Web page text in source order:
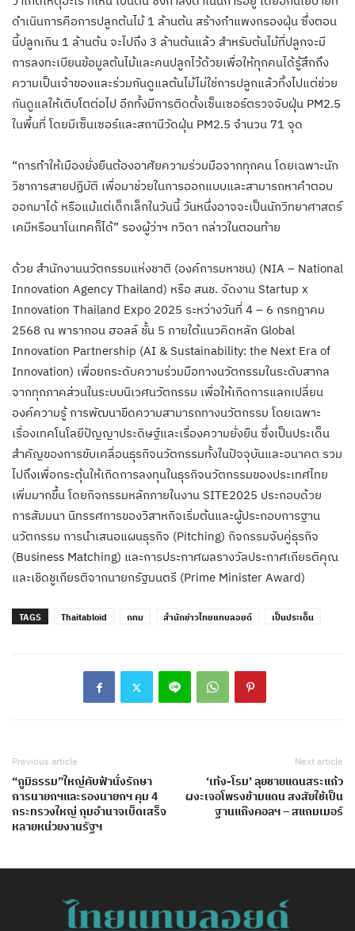
ดำเนินการคือการปลูกต้นไม้ 1 ล้านต้น สร้างกำแพงกรองฝุ่น ซึ่งตอน
นี้ปลูกเกิน 1 ล้านต้น จะไปถึง 3 ล้านต้นแล้ว สำหรับต้นไม้ที่ปลูกจะมี
การลงทะเบียนข้อมูลต้นไม้และคนปลูกไว้ด้วยเพื่อให้ทุกคนได้รู้สึกถึง
ความเป็นเจ้าของและร่วมกันดูแลต้นไม้ไม่ใช่การปลูกแล้วทิ้งไปแต่ช่วย
กันดูแลให้เติบโตต่อไป อีกทั้งมีการติดตั้งเซ็นเซอร์ตรวจจับฝุ่น PM2.5
ในพื้นที่ โดยมีเซ็นเซอร์และสถานีวัดฝุ่น PM2.5 จำนวน 71 จุด
“การทำให้เมืองยั่งยืนต้องอาศัยความร่วมมือจากทุกคน โดยเฉพาะนัก
วิชาการสายปฏิบัติ เพื่อมาช่วยในการออกแบบและสามารถหาคำตอบ
ออกมาได้ หรือแม้แต่เด็กเล็กในวันนี้ วันหนึ่งอาจจะเป็นนักวิทยาศาสตร์
เคมีหรือนาโนเทคก็ได้” รองผู้ว่าฯ ทวิดา กล่าวในตอนท้าย
ด้วย สำนักงานนวัตกรรมแห่งชาติ (องค์การมหาชน) (NIA – National
Innovation Agency Thailand) หรือ สนช. จัดงาน Startup x
Innovation Thailand Expo 2025 ระหว่างวันที่ 4 – 6 กรกฎาคม
2568 ณ พารากอน ฮอลล์ ชั้น 5 ภายใต้แนวคิดหลัก Global
Innovation Partnership (AI & Sustainability: the Next Era of
Innovation) เพื่อยกระดับความร่วมมือทางนวัตกรรมในระดับสากล
จากทุกภาคส่วนในระบบนิเวศนวัตกรรม เพื่อให้เกิดการแลกเปลี่ยน
องค์ความรู้ การพัฒนาขีดความสามารถทางนวัตกรรม โดยเฉพาะ
เรื่องเทคโนโลยีปัญญาประดิษฐ์และเรื่องความยั่งยืน ซึ่งเป็นประเด็น
สำคัญของการขับเคลื่อนธุรกิจนวัตกรรมทั้งในปัจจุบันและอนาคต รวม
ไปถึงเพื่อกระตุ้นให้เกิดการลงทุนในธุรกิจนวัตกรรมของประเทศไทย
เพิ่มมากขึ้น โดยกิจกรรมหลักภายในงาน SITE2025 ประกอบด้วย
การสัมมนา นิทรรศการของวิสาหกิจเริ่มต้นและผู้ประกอบการฐาน
นวัตกรรม การนำเสนอแผนธุรกิจ (Pitching) กิจกรรมจับคู่ธุรกิจ
(Business Matching) และการประกาศผลรางวัลประกาศเกียรติคุณ
และเชิดชูเกียรติจากนายกรัฐมนตรี (Prime Minister Award)
TAGS Thaitabloid กทม สำนักข่าวไทยแทบลอยด์ เป็นประเด็น
Previous article
“ภูมิธรรม”ใหญ่คับฟ้านั่งรักษา
การนายกฯและรองนายกฯ คุม 4
กระทรวงใหญ่ กุมอำนาจเบ็ดเสร็จ
หลายหน่วยงานรัฐฯ
Next article
‘เท้ง-โรม’ ลุยชายแดนสระแก้ว
ผงะเจอโพรงข้ามแดน สงสัยใช้เป็น
ฐานแก๊งคอลฯ – สแกมเมอร์